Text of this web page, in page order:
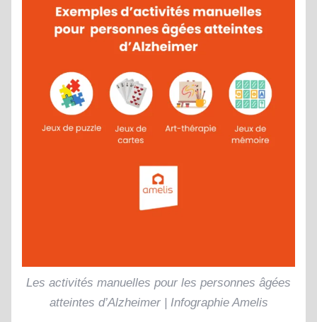
Les activités manuelles pour les personnes âgées
atteintes d’Alzheimer | Infographie Amelis